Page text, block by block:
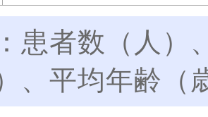
患者数（人
、平均年齢（